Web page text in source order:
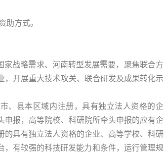
助方式。
战略需求、河南转型发展需要，聚焦联合方
，开展重大技术攻关、联合研发及成果转化示
、县本区域内注册，具有独立法人资格的企
申报，高等院校、科研院所牵头申报的应有企
的具有独立法人资格的企业、高等学校、科研
，有较强的科技研发能力和条件，运行管理规